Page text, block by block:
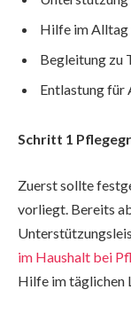
Hilfe im Alltag
Begleitung zu
Entlastung für
Schritt 1
Zuerst sollte
vorliegt. Bereits
im Haushalt bei
Hilfe im täglichen